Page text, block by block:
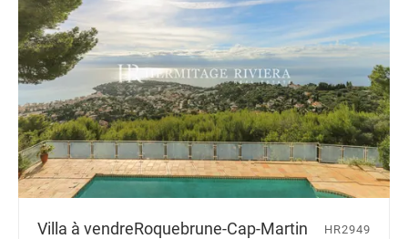
Villa à vendreRoquebrune-Cap-Martin
HR2949